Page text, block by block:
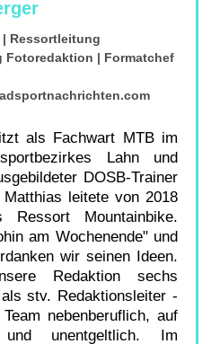
Ressortleitung
Fotoredaktion | Formatchef
als Fachwart MTB im
Lahn und
DOSB-Trainer
leitete von 2018
Mountainbike.
am Wochenende" und
wir seinen Ideen.
Redaktion sechs
stv. Redaktionsleiter -
nebenberuflich, auf
unentgeltlich. Im